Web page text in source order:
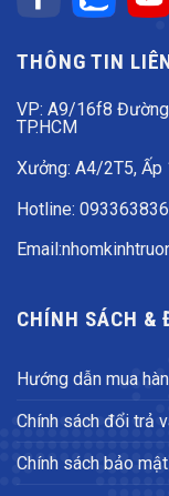
THÔNG TIN
VP: A9/16f8 Đường
TP.HCM
Xưởng: A4/2T5, Ấp
Hotline:
CHÍNH SÁCH &
Hướng dẫn mua
Chính sách đổi trả
Chính sách bảo